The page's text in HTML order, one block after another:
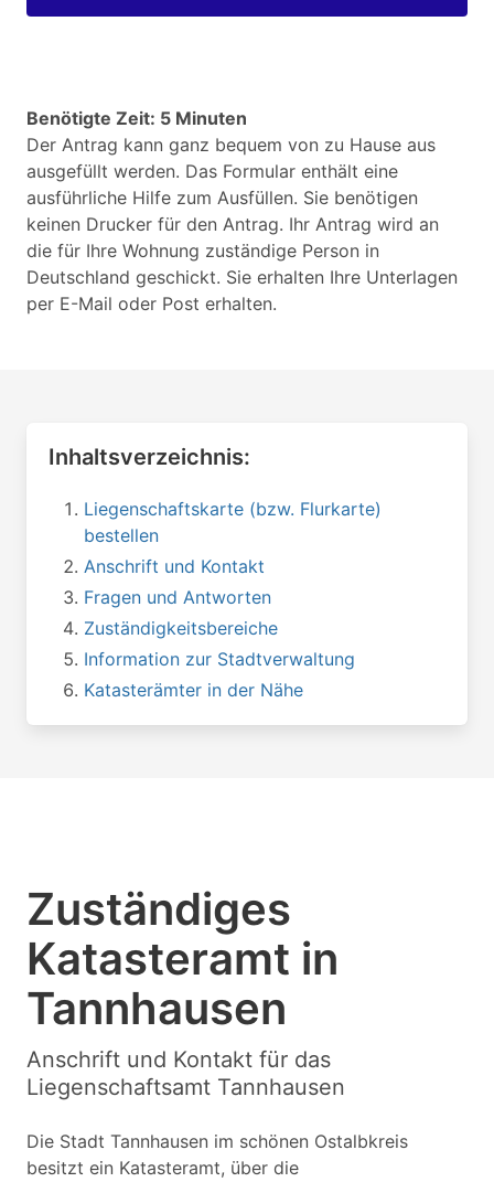
Benötigte Zeit: 5 Minuten
Der Antrag kann ganz bequem von zu Hause aus
ausgefüllt werden. Das Formular enthält eine
ausführliche Hilfe zum Ausfüllen. Sie benötigen
keinen Drucker für den Antrag. Ihr Antrag wird an
die für Ihre Wohnung zuständige Person in
Deutschland geschickt. Sie erhalten Ihre Unterlagen
per E-Mail oder Post erhalten.
Inhaltsverzeichnis:
Liegenschaftskarte (bzw. Flurkarte)
bestellen
Anschrift und Kontakt
Fragen und Antworten
Zuständigkeitsbereiche
Information zur Stadtverwaltung
Katasterämter in der Nähe
Zuständiges
Katasteramt in
Tannhausen
Anschrift und Kontakt für das
Liegenschaftsamt Tannhausen
Die Stadt Tannhausen im schönen Ostalbkreis
besitzt ein Katasteramt, über die